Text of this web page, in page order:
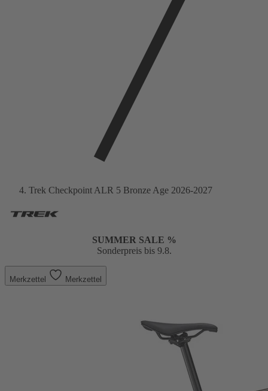
Trek Checkpoint ALR 5 Bronze Age 2026-2027
SUMMER SALE %
Sonderpreis bis 9.8.
Merkzettel Merkzettel